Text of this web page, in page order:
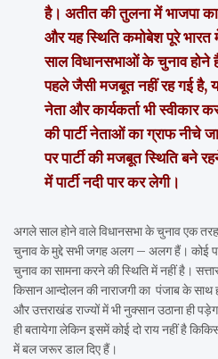
है। अतीत की तुलना में भाजपा
और यह स्थिति कमोबेश पूरे भारत
साल विधानसभाओं के चुनाव होने
पहले जैसी मजबूत नहीं रह गई है,
नेता और कार्यकर्ता भी
की पार्टी नेताओं का ग्राफ नीचे
पर पार्टी की मजबूत स्थिति बने
में पार्टी नदी पार कर लेगी।
अगले साल होने वाले विधानसभा के चुनाव एक
चुनाव के मुद्दे सभी जगह अलग – अलग हैं। कोई
चुनाव का सामना करने की स्थिति में नहीं है।
किसान आन्दोलन की नाराजगी का पंजाब के साथ
और उत्तराखंड राज्यों में भी नुक्सान उठाना ही
ही बतायेगा लेकिन इसमें कोई दो राय नहीं है
में बल जरूर डाल दिए हैं।